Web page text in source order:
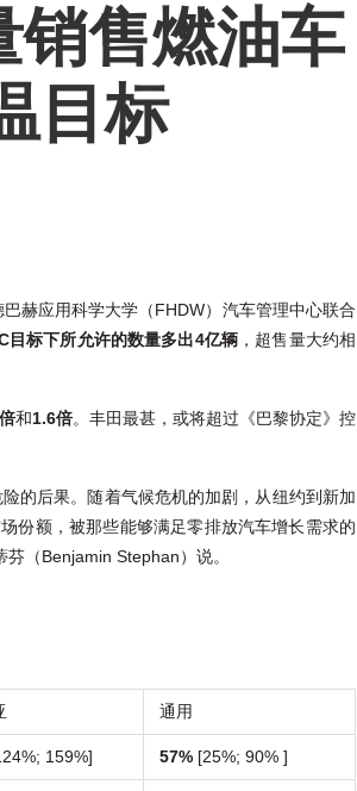
销售燃油车
目标
赫应用科学大学（FHDW）汽车管理中心联合
目标下所允许的数量多出4亿辆 ，超售量大约相
和1.6倍。丰田最甚，或将超过《巴黎协定》控
的后果。随着气候危机的加剧，从纽约到新加
份额，被那些能够满足零排放汽车增长需求的
（Benjamin Stephan）说。
通用
159%] 57% [25%; 90% ]